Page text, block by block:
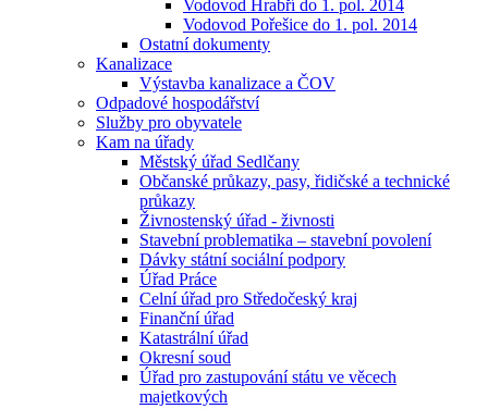
Vodovod Hrabří do 1. pol. 2014
Vodovod Pořešice do 1. pol. 2014
Ostatní dokumenty
Kanalizace
Výstavba kanalizace a ČOV
Odpadové hospodářství
Služby pro obyvatele
Kam na úřady
Městský úřad Sedlčany
Občanské průkazy, pasy, řidičské a technické
průkazy
Živnostenský úřad - živnosti
Stavební problematika – stavební povolení
Dávky státní sociální podpory
Úřad Práce
Celní úřad pro Středočeský kraj
Finanční úřad
Katastrální úřad
Okresní soud
Úřad pro zastupování státu ve věcech
majetkových